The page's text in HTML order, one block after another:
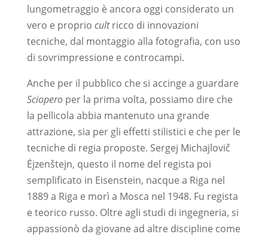
lungometraggio è ancora oggi considerato un
vero e proprio cultricco di innovazioni
tecniche, dal montaggio alla fotografia, con uso
di sovrimpressione e controcampi.
Anche per il pubblico che si accinge a guardare
Scioperoper la prima volta, possiamo dire che
la pellicola abbia mantenuto una grande
attrazione, sia per gli effetti stilistici e che per le
tecniche di regia proposte. Sergej Michajlovič
Ėjzenštejn, questo il nome del regista poi
semplificato in Eisenstein, nacque a Riga nel
1889 a Riga e morì a Mosca nel 1948. Fu regista
e teorico russo. Oltre agli studi di ingegneria, si
appassionò da giovane ad altre discipline come